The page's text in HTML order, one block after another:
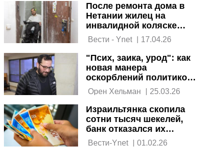
После ремонта дома в
Нетании жилец на
инвалидной коляске
остался без квартиры
Вести - Ynet | 17.04.26
"Псих, заика, урод": как
новая манера
оскорблений политиков
вредит простым людям
| 25.03.26
Израильтянка скопила
сотни тысяч шекелей,
банк отказался их
принять: что решил суд
Вести-Ynet 01.02.26